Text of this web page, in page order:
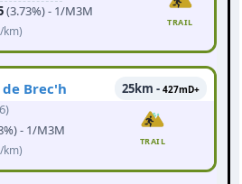
(3.73%) - 1/M3M
km)
TRAIL
Brec'h 25km - 427mD+
- 1/M3M
km)
TRAIL